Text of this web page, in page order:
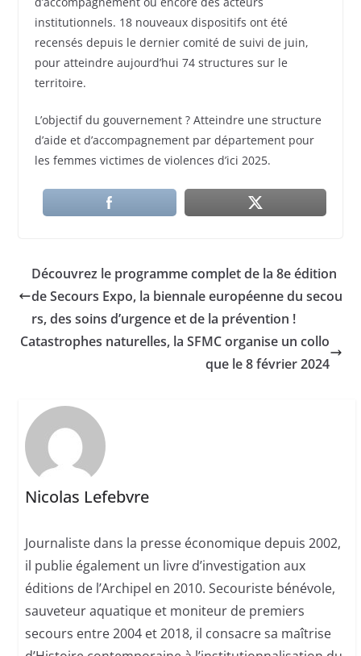
institutionnels. 18 nouveaux dispositifs ont été
recensés depuis le dernier comité de suivi de juin,
pour atteindre aujourd’hui 74 structures sur le
territoire.
L’objectif du gouvernement ? Atteindre une structure
d’aide et d’accompagnement par département pour
les femmes victimes de violences d’ici 2025.
Découvrez le programme complet de la 8e édition
de Secours Expo, la biennale européenne du secou
rs, des soins d’urgence et de la prévention !
Catastrophes naturelles, la SFMC organise un collo
que le 8 février 2024
Nicolas Lefebvre
Journaliste dans la presse économique depuis 2002,
il publie également un livre d’investigation aux
éditions de l’Archipel en 2010. Secouriste bénévole,
sauveteur aquatique et moniteur de premiers
secours entre 2004 et 2018, il consacre sa maîtrise